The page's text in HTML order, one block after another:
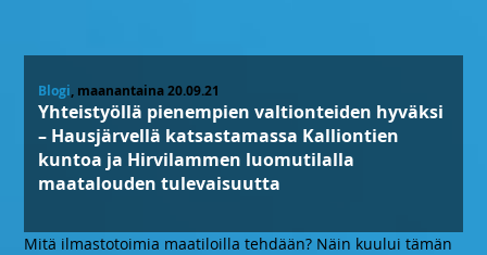
Blogi, maanantaina 20.09.21
Yhteistyöllä pienempien valtionteiden hyväksi
– Hausjärvellä katsastamassa Kalliontien
kuntoa ja Hirvilammen luomutilalla
maatalouden tulevaisuutta
Mitä ilmastotoimia maatiloilla tehdään? Näin kuului tämän